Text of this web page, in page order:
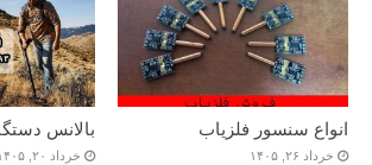
انواع سنسور فلزیاب
خرداد ۲۶, ۱۴۰۵
بالانس
خرداد ۲۰, ۱۴۰۵